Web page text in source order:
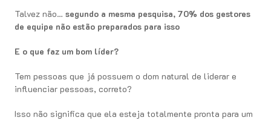
Talvez não… segundo a mesma pesquisa, 70% dos gestores
de equipe não estão preparados para isso
E o que faz um bom líder?
Tem pessoas que já possuem o dom natural de liderar e
influenciar pessoas, correto?
Isso não significa que ela esteja totalmente pronta para um